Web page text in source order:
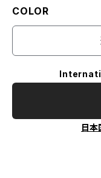
COLOR
日本